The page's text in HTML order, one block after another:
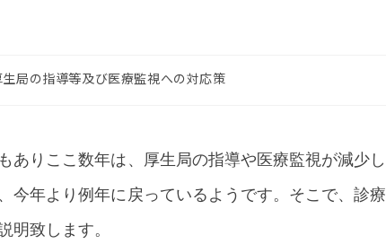
生局の指導等及び医療監視への対応策
ありここ数年は、厚生局の指導や医療監視が減少し
今年より例年に戻っているようです。そこで、診療
明致します。